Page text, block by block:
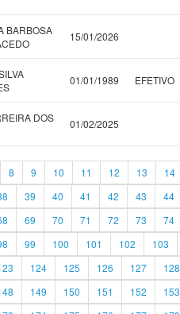
BARBOSA
15/01/2026
01/01/1989 EFETIVO
DOS
01/02/2025
8 9 10 11 12 13 14
39 40 41 42 43 44
69 70 71 72 73 74
99 100 101 102 103
124 125 126 127 128
149 150 151 152 153